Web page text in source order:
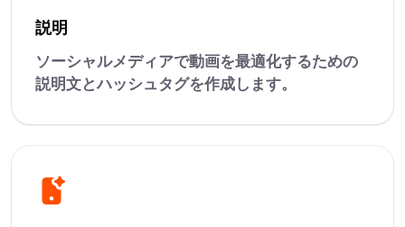
説明
ソーシャルメディアで動画を最適化するための
説明文とハッシュタグを作成します。